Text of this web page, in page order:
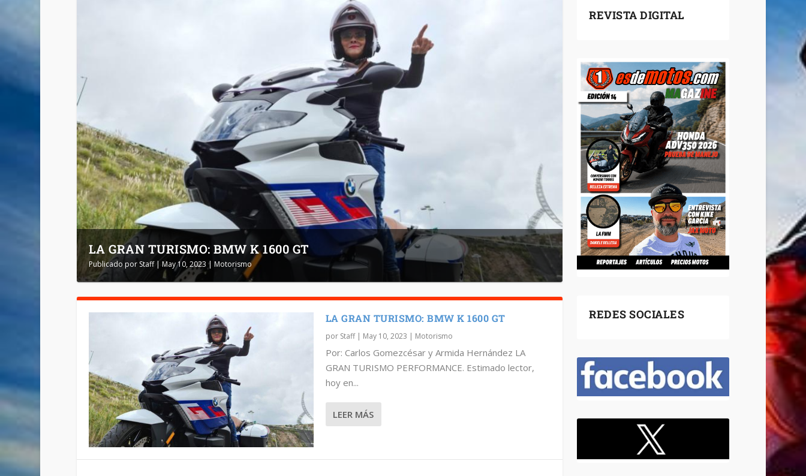
LA GRAN TURISMO: BMW K 1600 GT
Publicado por Staff| May 10, 2023 | Motorismo
LA GRAN TURISMO: BMW K 1600 GT
por Staff| May 10, 2023 | Motorismo
Por: Carlos Gomezcésar y Armida Hernández LA
GRAN TURISMO PERFORMANCE. Estimado lector,
hoy en...
LEER MÁS
REVISTA DIGITAL
REDES SOCIALES